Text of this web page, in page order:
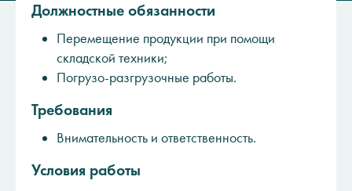
Должностные обязанности
Перемещение продукции при помощи
складской техники;
Погрузо-разгрузочные работы.
Требования
Внимательность и ответственность.
Условия работы